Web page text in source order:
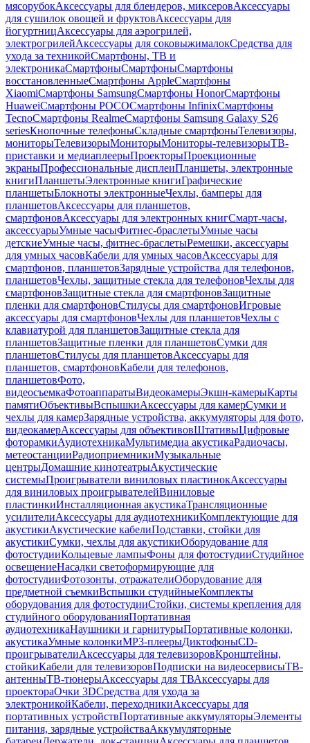
мясорубокАксессуары для блендеров, миксеровАксессуары
для сушилок овощей и фруктовАксессуары для
йогуртницАксессуары для аэрогрилей,
электрогрилейАксессуары для соковыжималокСредства для
ухода за техникойСмартфоны, ТВ и
электроникаСмартфоныСмартфоныСмартфоны
восстановленныеСмартфоны AppleСмартфоны
XiaomiСмартфоны SamsungСмартфоны HonorСмартфоны
HuaweiСмартфоны POCOСмартфоны InfinixСмартфоны
TecnoСмартфоны RealmeСмартфоны Samsung Galaxy S26
seriesКнопочные телефоныСкладные смартфоныТелевизоры,
мониторыТелевизорыМониторыМониторы-телевизорыТВ-
приставки и медиаплеерыПроекторыПроекционные
экраныПрофессиональные дисплеиПланшеты, электронные
книгиПланшетыЭлектронные книгиГрафические
планшетыБлокноты электронныеЧехлы, бамперы для
планшетовАксессуары для планшетов,
смартфоновАксессуары для электронных книгСмарт-часы,
аксессуарыУмные часыФитнес-браслетыУмные часы
детскиеУмные часы, фитнес-браслетыРемешки, аксессуары
для умных часовКабели для умных часовАксессуары для
смартфонов, планшетовЗарядные устройства для телефонов,
планшетовЧехлы, защитные стекла для телефоновЧехлы для
смартфоновЗащитные стекла для смартфоновЗащитные
пленки для смартфоновСтилусы для смартфоновИгровые
аксессуары для смартфоновЧехлы для планшетовЧехлы с
клавиатурой для планшетовЗащитные стекла для
планшетовЗащитные пленки для планшетовСумки для
планшетовСтилусы для планшетовАксессуары для
планшетов, смартфоновКабели для телефонов,
планшетовФото,
видеосъемкаФотоаппаратыВидеокамерыЭкшн-камерыКарты
памятиОбъективыВспышкиАксессуары для камерСумки и
чехлы для камерЗарядные устройства, аккумуляторы для фото,
видеокамерАксессуары для объективовШтативыЦифровые
фоторамкиАудиотехникаМультимедиа акустикаРадиочасы,
метеостанцииРадиоприемникиМузыкальные
центрыДомашние кинотеатрыАкустические
системыПроигрыватели виниловых пластинокАксессуары
для виниловых проигрывателейВиниловые
пластинкиИнсталляционная акустикаТрансляционные
усилителиАксессуары для аудиотехникиКомплектующие для
акустикиАкустические кабелиПодставки, стойки для
акустикиСумки, чехлы для акустикиОборудование для
фотостудииКольцевые лампыФоны для фотостудииСтудийное
освещениеНасадки светоформирующие для
фотостудииФотозонты, отражателиОборудование для
предметной съемкиВспышки студийныеКомплекты
оборудования для фотостудииСтойки, системы крепления для
студийного оборудованияПортативная
аудиотехникаНаушники и гарнитурыПортативные колонки,
акустикаУмные колонкиMP3-плеерыДиктофоныCD-
проигрывателиАксессуары для телевизоровКронштейны,
стойкиКабели для телевизоровПодписки на видеосервисыТВ-
антенныТВ-тюнерыАксессуары для ТВАксессуары для
проектораОчки 3DСредства для ухода за
электроникойКабели, переходникиАксессуары для
портативных устройствПортативные аккумуляторыЭлементы
питания, зарядные устройстваАккумуляторные